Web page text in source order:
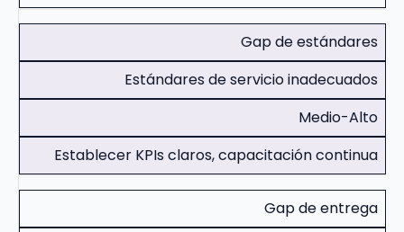
Gap de estándares
Estándares de servicio inadecuados
Medio-Alto
Establecer KPIs claros, capacitación continua
Gap de entrega